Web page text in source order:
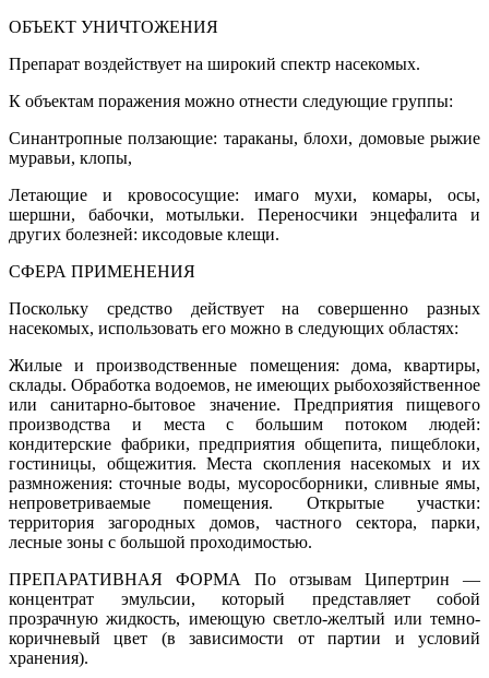
ОБЪЕКТ УНИЧТОЖЕНИЯ
Препарат воздействует на широкий спектр насекомых.
К объектам поражения можно отнести следующие группы:
Синантропные ползающие: тараканы, блохи, домовые рыжие
муравьи, клопы,
Летающие и кровососущие: имаго мухи, комары, осы,
шершни, бабочки, мотыльки. Переносчики энцефалита и
других болезней: иксодовые клещи.
СФЕРА ПРИМЕНЕНИЯ
Поскольку средство действует на совершенно разных
насекомых, использовать его можно в следующих областях:
Жилые и производственные помещения: дома, квартиры,
склады. Обработка водоемов, не имеющих рыбохозяйственное
или санитарно-бытовое значение. Предприятия пищевого
производства и места с большим потоком людей:
кондитерские фабрики, предприятия общепита, пищеблоки,
гостиницы, общежития. Места скопления насекомых и их
размножения: сточные воды, мусоросборники, сливные ямы,
непроветриваемые помещения. Открытые участки:
территория загородных домов, частного сектора, парки,
лесные зоны с большой проходимостью.
ПРЕПАРАТИВНАЯ ФОРМА По отзывам Ципертрин —
концентрат эмульсии, который представляет собой
прозрачную жидкость, имеющую светло-желтый или темно-
коричневый цвет (в зависимости от партии и условий
хранения).